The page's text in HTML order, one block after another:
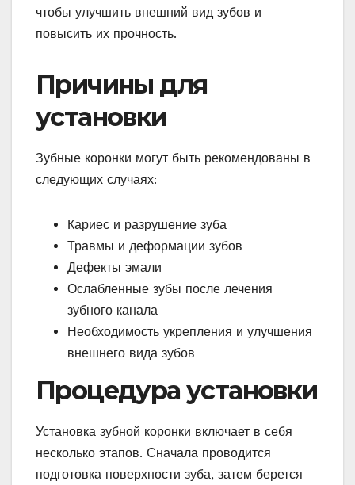
чтобы улучшить внешний вид зубов и
повысить их прочность.
Причины для
установки
Зубные коронки могут быть рекомендованы в
следующих случаях:
Кариес и разрушение зуба
Травмы и деформации зубов
Дефекты эмали
Ослабленные зубы после лечения
зубного канала
Необходимость укрепления и улучшения
внешнего вида зубов
Процедура установки
Установка зубной коронки включает в себя
несколько этапов. Сначала проводится
подготовка поверхности зуба, затем берется